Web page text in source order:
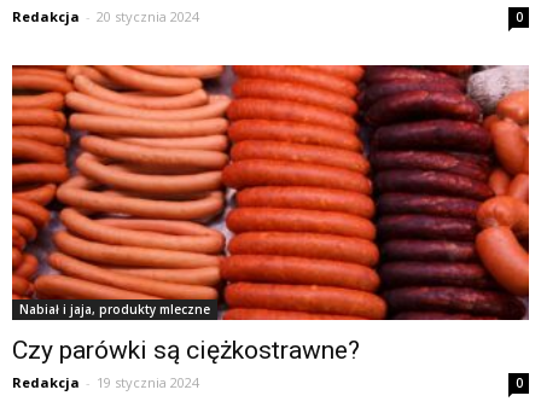
Redakcja - 20 stycznia 2024 0
Nabiał i jaja, produkty mleczne
Czy parówki są ciężkostrawne?
Redakcja - 19 stycznia 2024 0